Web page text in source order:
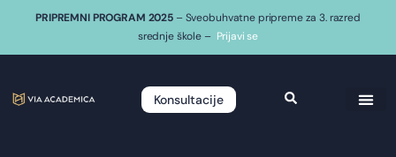
PRIPREMNI PROGRAM 2025 – Sveobuhvatne pripreme za 3. razred
srednje škole – Prijavi se
Konsultacije